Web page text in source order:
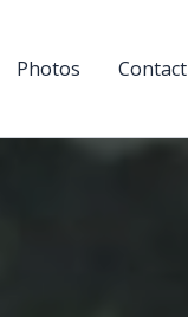
Photos Contact